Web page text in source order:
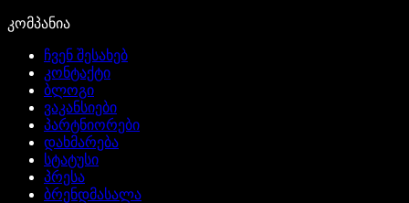
კომპანია
ჩვენ შესახებ
კონტაქტი
ბლოგი
ვაკანსიები
პარტნიორები
დახმარება
სტატუსი
პრესა
ბრენდმასალა